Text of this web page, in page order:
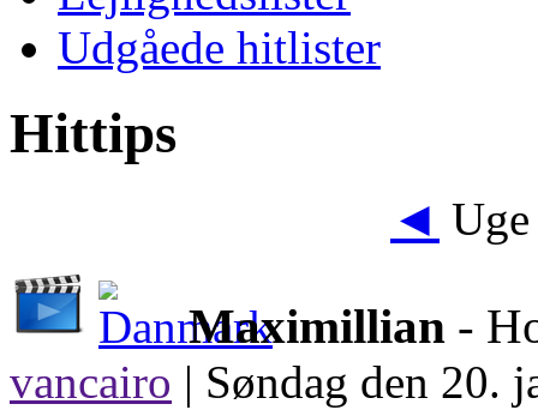
Udgåede hitlister
Hittips
◄
Maximillian -
vancairo | Søndag den 20.